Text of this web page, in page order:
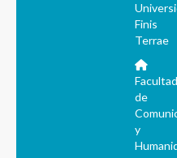
Finis
Terrae
Facultad
de
y